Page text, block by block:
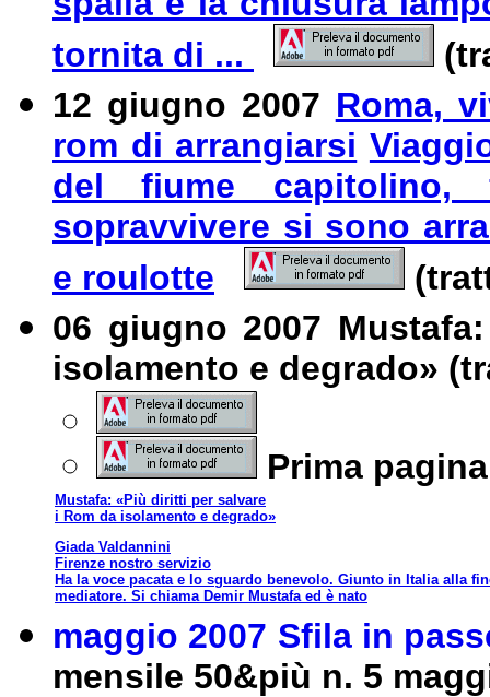
tornita di ...
12 giugno 2007 Roma,
rom di arrangiarsi
del fiume
sopravvivere si sono
e roulotte
06 giugno 2007
isolamento e degrado»
Prima pagina
Mustafa: «Più diritti per salvare
i Rom da isolamento e degrado»
Giada Valdannini
Firenze nostro servizio
Ha la voce pacata e lo sguardo benevolo. Giunto in Italia alla
mediatore. Si chiama Demir Mustafa ed è nato
maggio 2007 Sfila in
mensile 50&più n. 5